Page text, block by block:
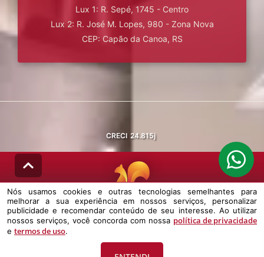
Lux 1: R. Sepé, 1745 - Centro
Lux 2: R. José M. Lopes, 980 - Zona Nova
CEP: Capão da Canoa, RS
CRECI 24.815j
© DESENVOLVIDO PELAAGIL.NET
Nós usamos cookies e outras tecnologias semelhantes para melhorar a
sua experiência em nossos serviços, personalizar publicidade e
Nós usamos cookies e outras tecnologias semelhantes para
melhorar a sua experiência em nossos serviços, personalizar
publicidade e recomendar conteúdo de seu interesse. Ao utilizar
nossos serviços, você concorda com nossa política de privacidade
e termos de uso.